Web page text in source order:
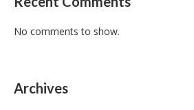
No comments to show.
Archives